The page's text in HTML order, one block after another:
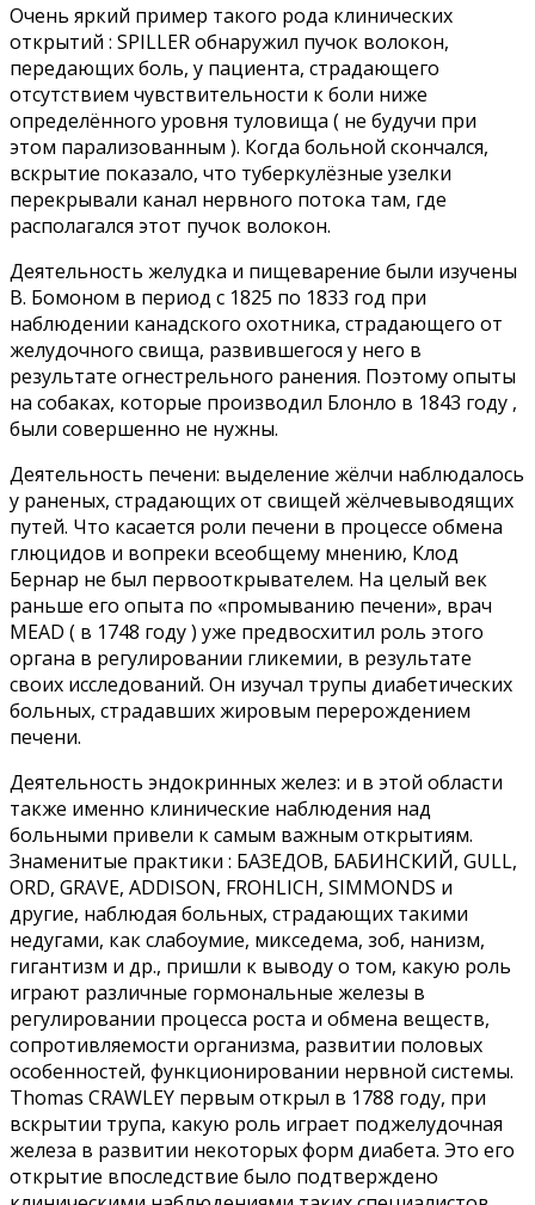
Очень яркий пример такого рода клинических
открытий : SPILLER обнаружил пучок волокон,
передающих боль, у пациента, страдающего
отсутствием чувствительности к боли ниже
определённого уровня туловища ( не будучи при
этом парализованным ). Когда больной скончался,
вскрытие показало, что туберкулёзные узелки
перекрывали канал нервного потока там, где
располагался этот пучок волокон.
Деятельность желудка и пищеварение были изучены
В. Бомоном в период с 1825 по 1833 год при
наблюдении канадского охотника, страдающего от
желудочного свища, развившегося у него в
результате огнестрельного ранения. Поэтому опыты
на собаках, которые производил Блонло в 1843 году ,
были совершенно не нужны.
Деятельность печени: выделение жёлчи наблюдалось
у раненых, страдающих от свищей жёлчевыводящих
путей. Что касается роли печени в процессе обмена
глюцидов и вопреки всеобщему мнению, Клод
Бернар не был первооткрывателем. На целый век
раньше его опыта по «промыванию печени», врач
MEAD ( в 1748 году ) уже предвосхитил роль этого
органа в регулировании гликемии, в результате
своих исследований. Он изучал трупы диабетических
больных, страдавших жировым перерождением
печени.
Деятельность эндокринных желез: и в этой области
также именно клинические наблюдения над
больными привели к самым важным открытиям.
Знаменитые практики : БАЗЕДОВ, БАБИНСКИЙ, GULL,
ORD, GRAVE, ADDISON, FROHLICH, SIMMONDS и
другие, наблюдая больных, страдающих такими
недугами, как слабоумие, микседема, зоб, нанизм,
гигантизм и др., пришли к выводу о том, какую роль
играют различные гормональные железы в
регулировании процесса роста и обмена веществ,
сопротивляемости организма, развитии половых
особенностей, функционировании нервной системы.
Thomas CRAWLEY первым открыл в 1788 году, при
вскрытии трупа, какую роль играет поджелудочная
железа в развитии некоторых форм диабета. Это его
открытие впоследствие было подтверждено